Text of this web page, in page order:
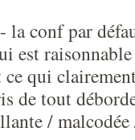
conf par
est
qui
de tout
/ malcodée